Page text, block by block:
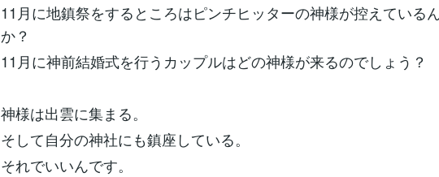
11月に地鎮祭をするところはピンチヒッターの神様が控えている
か？
11月に神前結婚式を行うカップルはどの神様が来るのでしょう？
神様は出雲に集まる。
そして自分の神社にも鎮座している。
それでいいんです。